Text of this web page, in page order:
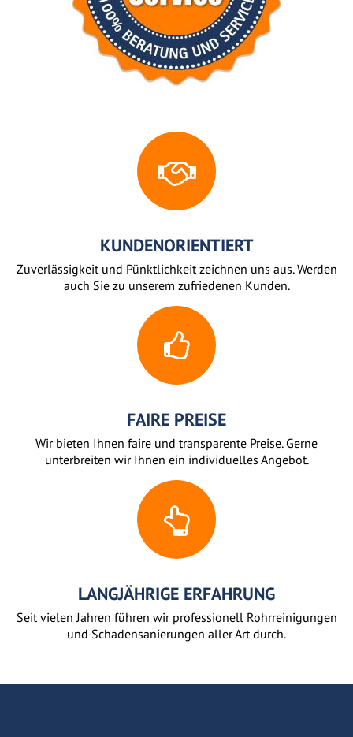
KUNDENORIENTIERT
Zuverlässigkeit und Pünktlichkeit zeichnen uns aus. Werden
auch Sie zu unserem zufriedenen Kunden.
FAIRE PREISE
Wir bieten Ihnen faire und transparente Preise. Gerne
unterbreiten wir Ihnen ein individuelles Angebot.
LANGJÄHRIGE ERFAHRUNG
Seit vielen Jahren führen wir professionell Rohrreinigungen
und Schadensanierungen aller Art durch.